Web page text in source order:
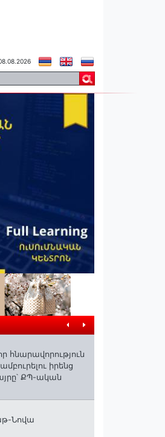
հնարավորություն
իրենց
ՔՊ-ական
Նովա